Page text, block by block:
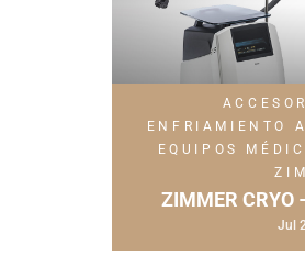
ENFRIAMIENTO
EQUIPOS
ZIMMER CRYO
Jul